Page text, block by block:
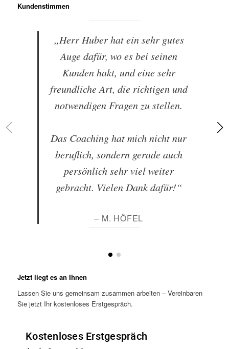
Kundenstimmen
„Herr Huber hat ein sehr gutes
Auge dafür, wo es bei seinen
Kunden hakt, und eine sehr
freundliche Art, die richtigen und
notwendigen Fragen zu stellen.
Das Coaching hat mich nicht nur
beruflich, sondern gerade auch
persönlich sehr viel weiter
gebracht. Vielen Dank dafür!“
– M. HÖFEL
Jetzt liegt es an Ihnen
Lassen Sie uns gemeinsam zusammen arbeiten – Vereinbaren
Sie jetzt Ihr kostenloses Erstgespräch.